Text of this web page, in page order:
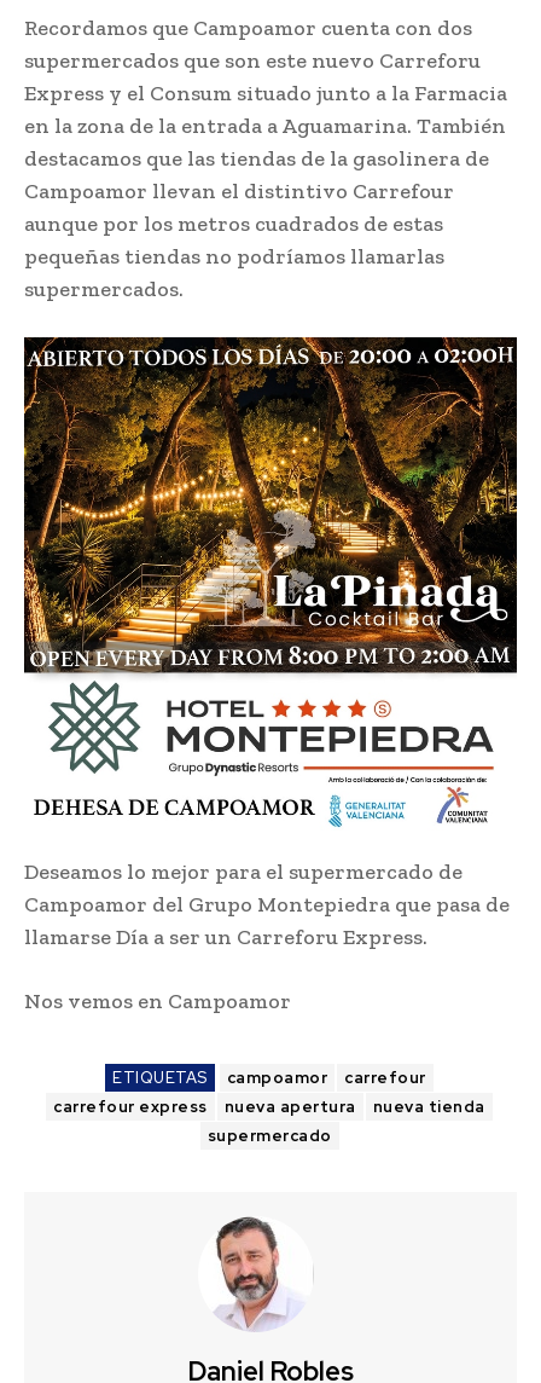
Recordamos que Campoamor cuenta con dos
supermercados que son este nuevo Carreforu
Express y el Consum situado junto a la Farmacia
en la zona de la entrada a Aguamarina. También
destacamos que las tiendas de la gasolinera de
Campoamor llevan el distintivo Carrefour
aunque por los metros cuadrados de estas
pequeñas tiendas no podríamos llamarlas
supermercados.
Deseamos lo mejor para el supermercado de
Campoamor del Grupo Montepiedra que pasa de
llamarse Día a ser un Carreforu Express.
Nos vemos en Campoamor
ETIQUETAS campoamor
carrefour
carrefour express
nueva apertura
nueva tienda
supermercado
Daniel Robles